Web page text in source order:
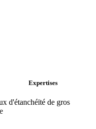
Expertises
d'étanchéïté de gros